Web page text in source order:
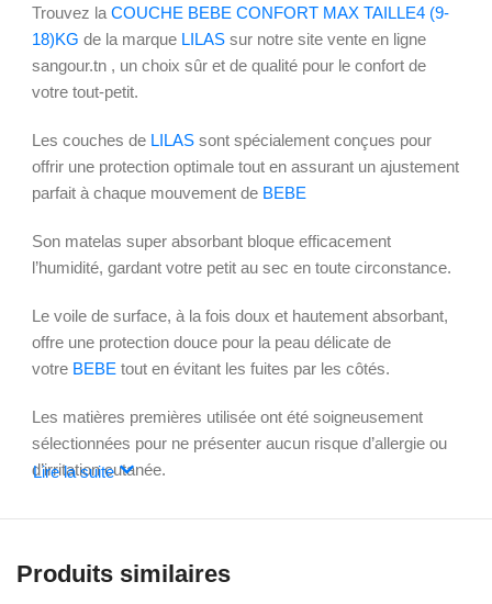
Trouvez laCOUCHE BEBE CONFORT MAX TAILLE4 (9-
18)KG de la marque LILAS sur notre site vente en ligne
sangour.tn , un choix sûr et de qualité pour le confort de
votre tout-petit.
Les couches de LILAS sont spécialement conçues pour
offrir une protection optimale tout en assurant un ajustement
parfait à chaque mouvement de BEBE
Son matelas super absorbant bloque efficacement
l’humidité, gardant votre petit au sec en toute circonstance.
Le voile de surface, à la fois doux et hautement absorbant,
offre une protection douce pour la peau délicate de
votre BEBE tout en évitant les fuites par les côtés.
Les matières premières utilisée ont été soigneusement
sélectionnées pour ne présenter aucun risque d’allergie ou
d’irritation cutanée.
Optez pour laCOUCHE BEBE CONFORT MAX, la
votre petit trésor.
Lire la suite
Produits similaires